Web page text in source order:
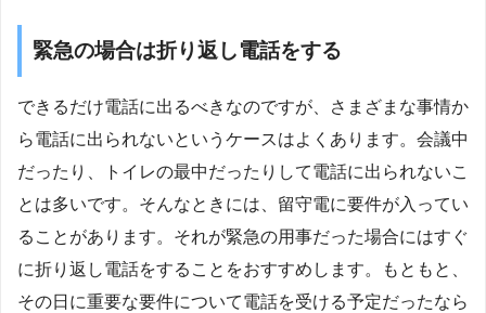
緊急の場合は折り返し電話をする
できるだけ電話に出るべきなのですが、さまざまな事情か
ら電話に出られないというケースはよくあります。会議中
だったり、トイレの最中だったりして電話に出られないこ
とは多いです。そんなときには、留守電に要件が入ってい
ることがあります。それが緊急の用事だった場合にはすぐ
に折り返し電話をすることをおすすめします。もともと、
その日に重要な要件について電話を受ける予定だったなら